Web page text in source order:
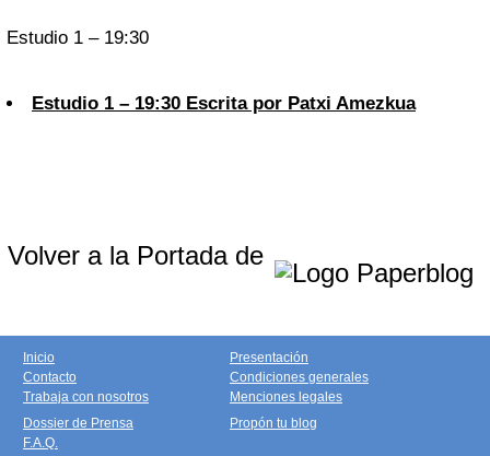
Estudio 1 – 19:30
Estudio 1 – 19:30 Escrita por Patxi Amezkua
Volver a la Portada de
Inicio
Contacto
Trabaja con nosotros
Presentación
Condiciones generales
Menciones legales
Dossier de Prensa
F.A.Q.
Propón tu blog